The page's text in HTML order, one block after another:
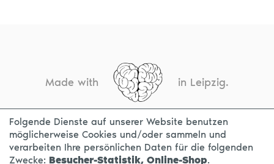
Made with in Leipzig.
KONTAKT IMPRESSUM DATENSCHUTZ
Folgende Dienste auf unserer Website benutzen
möglicherweise Cookies und/oder sammeln und
verarbeiten Ihre persönlichen Daten für die folgenden
Zwecke: Besucher-Statistik, Online-Shop.